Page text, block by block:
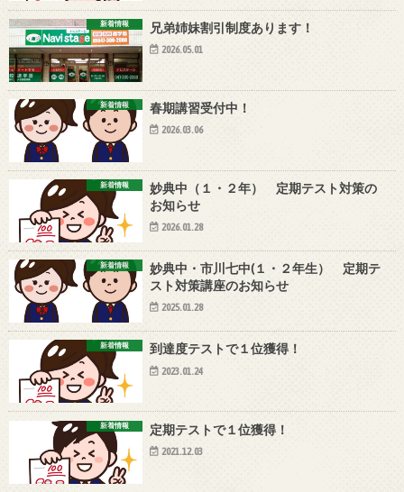
新着情報 兄弟姉妹割引制度あります！
2026.05.01
新着情報 春期講習受付中！
2026.03.06
新着情報
妙典中（１・２年） 定期テスト対策の
お知らせ
2026.01.28
新着情報
妙典中・市川七中(１・２年生） 定期テ
スト対策講座のお知らせ
2025.01.28
新着情報 到達度テストで１位獲得！
2023.01.24
新着情報 定期テストで１位獲得！
2021.12.03